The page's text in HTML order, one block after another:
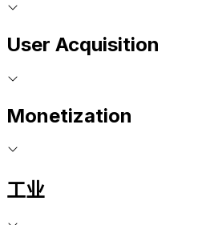
User Acquisition
Monetization
工业